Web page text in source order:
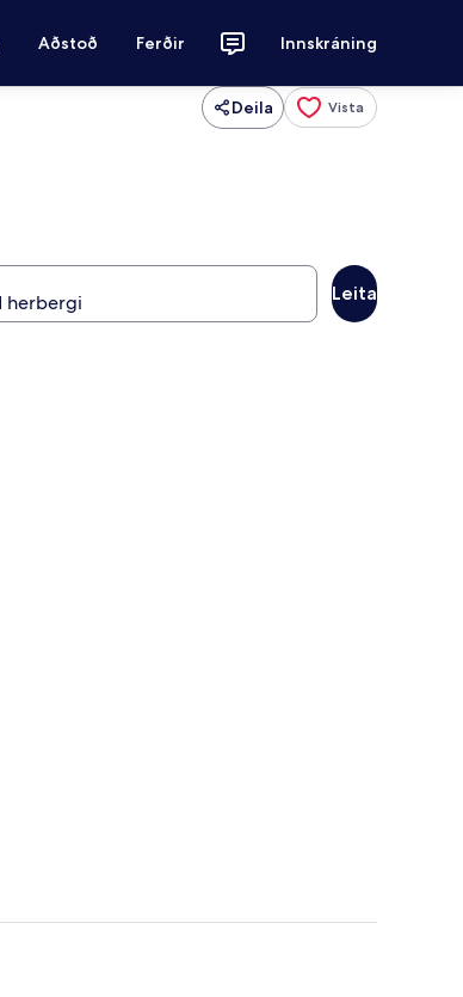
Aðstoð Ferðir Innskráning
Deila Vista
Leita